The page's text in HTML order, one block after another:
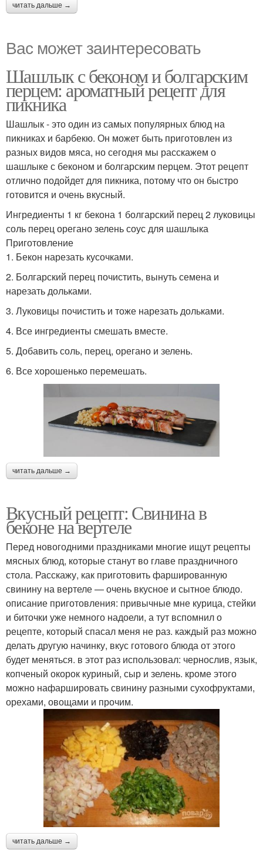
читать дальше →
Вас может заинтересовать
Шашлык с беконом и болгарским
перцем: ароматный рецепт для
пикника
Шашлык - это один из самых популярных блюд на
пикниках и барбекю. Он может быть приготовлен из
разных видов мяса, но сегодня мы расскажем о
шашлыке с беконом и болгарским перцем. Этот рецепт
отлично подойдет для пикника, потому что он быстро
готовится и очень вкусный.
Ингредиенты 1 кг бекона 1 болгарский перец 2 луковицы
соль перец орегано зелень соус для шашлыка
Приготовление
1. Бекон нарезать кусочками.
2. Болгарский перец почистить, вынуть семена и
нарезать дольками.
3. Луковицы почистить и тоже нарезать дольками.
4. Все ингредиенты смешать вместе.
5. Добавить соль, перец, орегано и зелень.
6. Все хорошенько перемешать.
читать дальше →
Вкусный рецепт: Свинина в
беконе на вертеле
Перед новогодними праздниками многие ищут рецепты
мясных блюд, которые станут во главе праздничного
стола. Расскажу, как приготовить фаршированную
свинину на вертеле — очень вкусное и сытное блюдо.
описание приготовления: привычные мне курица, стейки
и биточки уже немного надоели, а тут вспомнил о
рецепте, который спасал меня не раз. каждый раз можно
делать другую начинку, вкус готового блюда от этого
будет меняться. в этот раз использовал: чернослив, язык,
копченый окорок куриный, сыр и зелень. кроме этого
можно нафаршировать свинину разными сухофруктами,
орехами, овощами и прочим.
читать дальше →